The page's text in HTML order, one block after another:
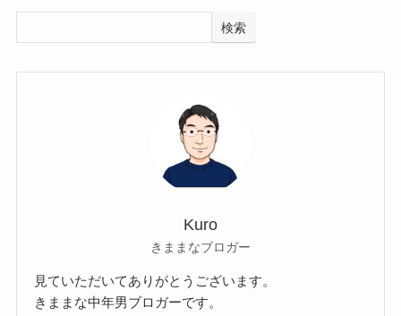
検索
Kuro
きままなブロガー
見ていただいてありがとうございます。
きままな中年男ブロガーです。